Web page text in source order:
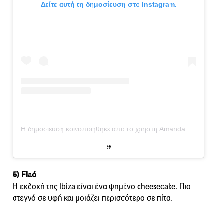
Δείτε αυτή τη δημοσίευση στο Instagram.
Η δημοσίευση κοινοποιήθηκε από το χρήστη Amanda Laporte (@amanda_laporte)
5) Flaó
Η εκδοχή της Ibiza είναι ένα ψημένο cheesecake. Πιο
στεγνό σε υφή και μοιάζει περισσότερο σε πίτα.